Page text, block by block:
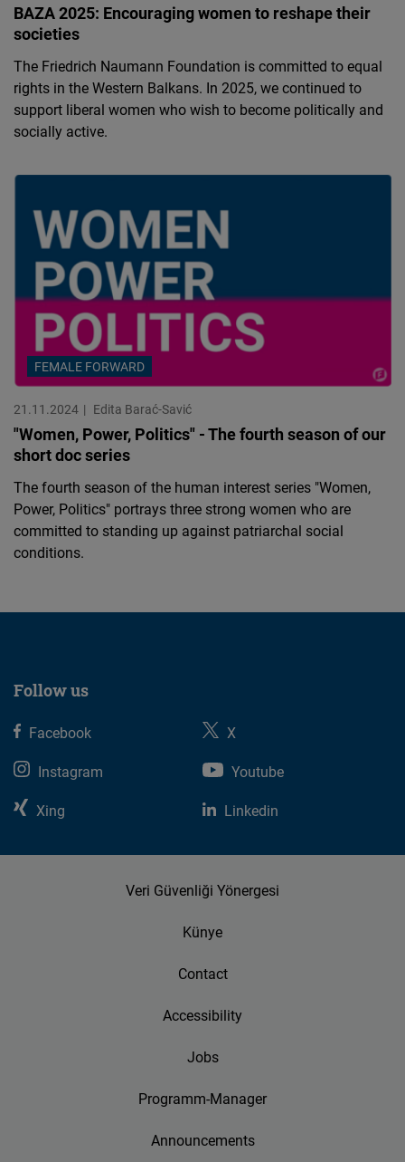
BAZA 2025: Encouraging women to reshape their
societies
The Friedrich Naumann Foundation is committed to equal
rights in the Western Balkans. In 2025, we continued to
support liberal women who wish to become politically and
socially active.
FEMALE FORWARD
21.11.2024 Edita Barać-Savić
"Women, Power, Politics" - The fourth season of our
short doc series
The fourth season of the human interest series "Women,
Power, Politics" portrays three strong women who are
committed to standing up against patriarchal social
conditions.
Follow us
Facebook
X
Instagram
Youtube
Xing
Linkedin
Veri Güvenliği Yönergesi
Künye
Contact
Accessibility
Jobs
Programm-Manager
Announcements